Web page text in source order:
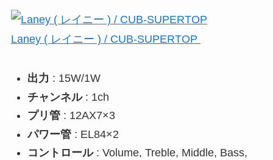
Laney ( レイニー ) / CUB-SUPERTOP
出力 : 15W/1W
チャンネル: 1ch
プリ管: 12AX7×3
パワー管: EL84×2
コントロール: Volume, Treble, Middle, Bass,